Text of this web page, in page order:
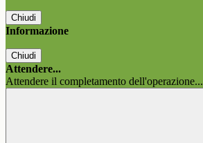
Chiudi
Informazione
Chiudi
Attendere...
Attendere il completamento dell'operazione...